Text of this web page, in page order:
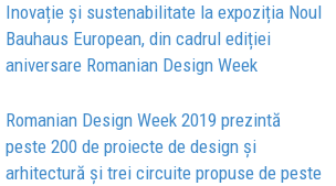
Inovație și sustenabilitate la expoziția Noul
Bauhaus European, din cadrul ediției
aniversare Romanian Design Week
Romanian Design Week 2019 prezintă
peste 200 de proiecte de design și
arhitectură și trei circuite propuse de peste